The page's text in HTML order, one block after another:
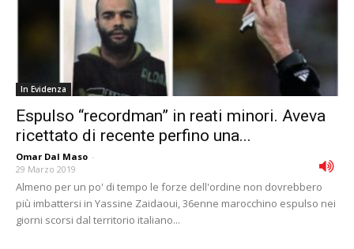
In Evidenza
Espulso “recordman” in reati minori. Aveva
ricettato di recente perfino una...
Omar Dal Maso -
29 Marzo 2019
Almeno per un po' di tempo le forze dell'ordine non dovrebbero
più imbattersi in Yassine Zaidaoui, 36enne marocchino espulso nei
giorni scorsi dal territorio italiano...